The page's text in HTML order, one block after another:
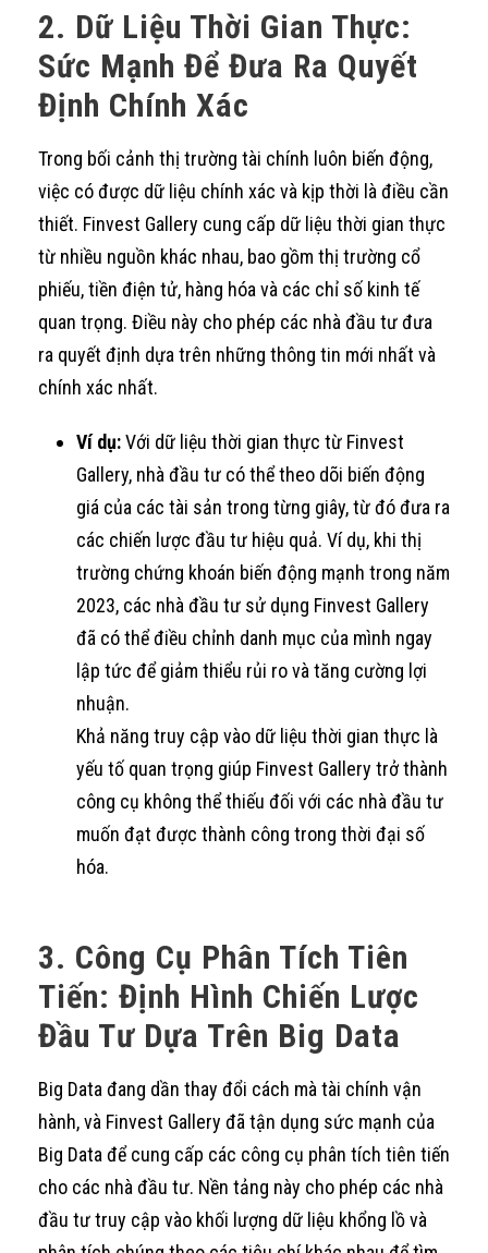
2. Dữ Liệu Thời Gian Thực:
Sức Mạnh Để Đưa Ra Quyết
Định Chính Xác
Trong bối cảnh thị trường tài chính luôn biến động,
việc có được dữ liệu chính xác và kịp thời là điều cần
thiết. Finvest Gallery cung cấp dữ liệu thời gian thực
từ nhiều nguồn khác nhau, bao gồm thị trường cổ
phiếu, tiền điện tử, hàng hóa và các chỉ số kinh tế
quan trọng. Điều này cho phép các nhà đầu tư đưa
ra quyết định dựa trên những thông tin mới nhất và
chính xác nhất.
Ví dụ:Với dữ liệu thời gian thực từ Finvest
Gallery, nhà đầu tư có thể theo dõi biến động
giá của các tài sản trong từng giây, từ đó đưa ra
các chiến lược đầu tư hiệu quả. Ví dụ, khi thị
trường chứng khoán biến động mạnh trong năm
2023, các nhà đầu tư sử dụng Finvest Gallery
đã có thể điều chỉnh danh mục của mình ngay
lập tức để giảm thiểu rủi ro và tăng cường lợi
nhuận.
Khả năng truy cập vào dữ liệu thời gian thực là
yếu tố quan trọng giúp Finvest Gallery trở thành
công cụ không thể thiếu đối với các nhà đầu tư
muốn đạt được thành công trong thời đại số
hóa.
3. Công Cụ Phân Tích Tiên
Tiến: Định Hình Chiến Lược
Đầu Tư Dựa Trên Big Data
Big Data đang dần thay đổi cách mà tài chính vận
hành, và Finvest Gallery đã tận dụng sức mạnh của
Big Data để cung cấp các công cụ phân tích tiên tiến
cho các nhà đầu tư. Nền tảng này cho phép các nhà
đầu tư truy cập vào khối lượng dữ liệu khổng lồ và